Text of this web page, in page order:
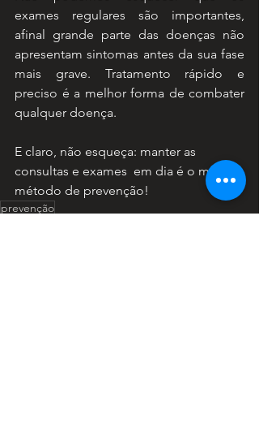
exames regulares são importantes,
afinal grande parte das doenças não
apresentam sintomas antes da sua fase
mais grave. Tratamento rápido e
preciso é a melhor forma de combater
qualquer doença.
E claro, não esqueça: manter as
consultas e exames  em dia é o melhor
método de prevenção!
prevenção